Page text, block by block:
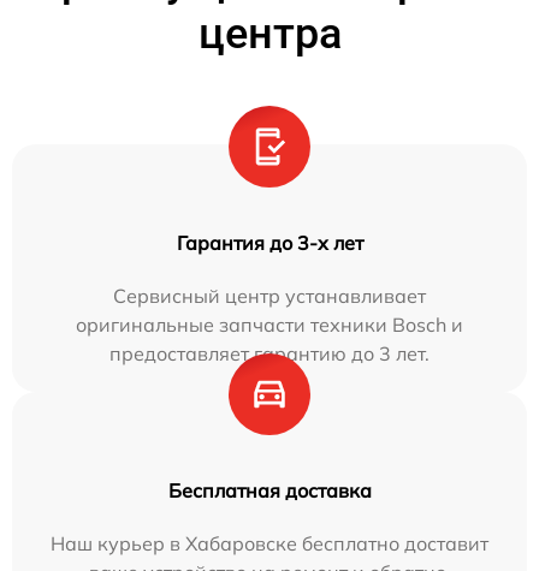
центра
Гарантия до 3-х лет
Сервисный центр устанавливает
оригинальные запчасти техники Bosch и
предоставляет гарантию до 3 лет.
Бесплатная доставка
Наш курьер в Хабаровске бесплатно доставит